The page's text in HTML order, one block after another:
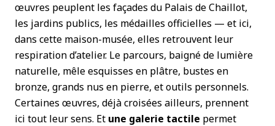
œuvres peuplent les façades du Palais de Chaillot,
les jardins publics, les médailles officielles — et ici,
dans cette maison-musée, elles retrouvent leur
respiration d’atelier. Le parcours, baigné de lumière
naturelle, mêle esquisses en plâtre, bustes en
bronze, grands nus en pierre, et outils personnels.
Certaines œuvres, déjà croisées ailleurs, prennent
ici tout leur sens. Et une galerie tactile permet